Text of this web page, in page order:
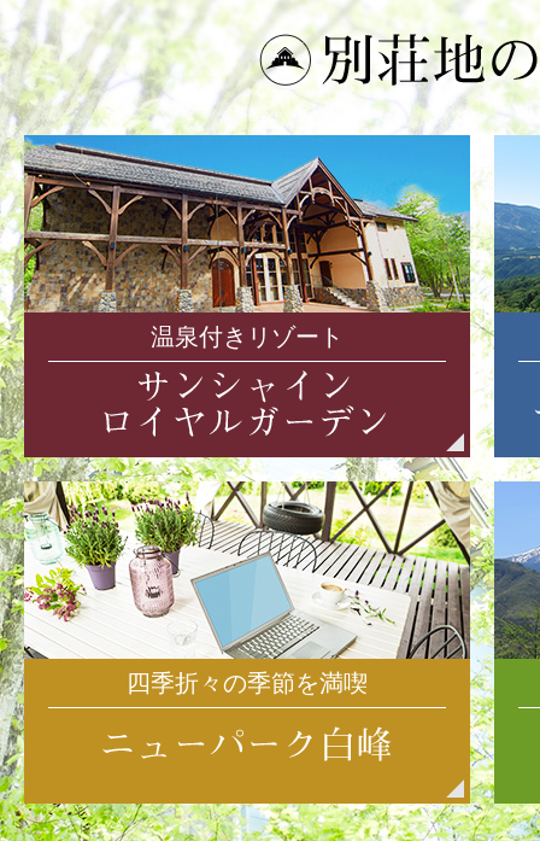
温泉付きリゾート
四季折々の季節を満喫